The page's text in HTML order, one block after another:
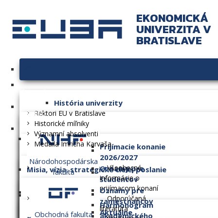
EKONOMICKÁ
UNIVERZITA V
BRATISLAVE
História univerzity
Rektori EU v Bratislave
Historické míľniky
Významní absolventi
Medaila Imricha Karvaša
Misia, vízia, strategické ciele, poslanie
Dlhodobý zámer
Fakulty
Národohospodárska
fakulta
Obchodná fakulta
Prijímacie konanie
2026/2027
Všeobecné
informácie o
prijímacom konaní
Odporúčaná
literatúra
Oznamy pre
študentov
Harmonogram
akademického
Oznamy pre
zamestnancov
Aktuálne